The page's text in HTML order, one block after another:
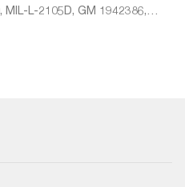
L-2105D, GM 1942386,
282 583, BMW MSP/A, Ford